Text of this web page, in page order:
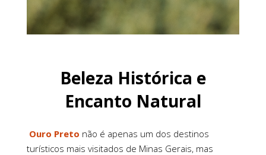
Beleza Histórica e
Encanto Natural
Ouro Preto não é apenas um dos destinos
turísticos mais visitados de Minas Gerais, mas